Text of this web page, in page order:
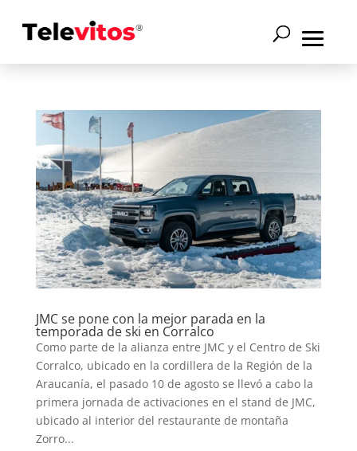
JMC se pone con la mejor parada en la
temporada de ski en Corralco
Como parte de la alianza entre JMC y el Centro de Ski
Corralco, ubicado en la cordillera de la Región de la
Araucanía, el pasado 10 de agosto se llevó a cabo la
primera jornada de activaciones en el stand de JMC,
ubicado al interior del restaurante de montaña
Zorro...